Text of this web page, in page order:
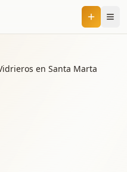
en Santa Marta